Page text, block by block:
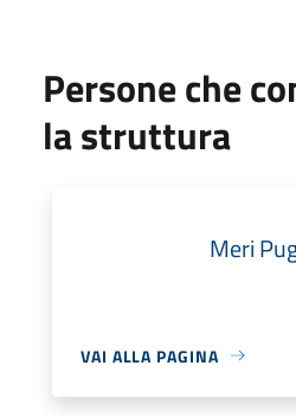
Persone che
la struttura
Meri
VAI ALLA PAGINA